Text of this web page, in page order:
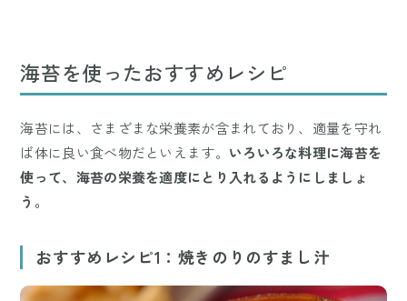
海苔を使ったおすすめレシピ
海苔には、さまざまな栄養素が含まれており、適量を守れ
ば体に良い食べ物だといえます。 いろいろな料理に海苔を
使って、海苔の栄養を適度にとり入れるようにしましょ
う。
おすすめレシピ1：焼きのりのすまし汁